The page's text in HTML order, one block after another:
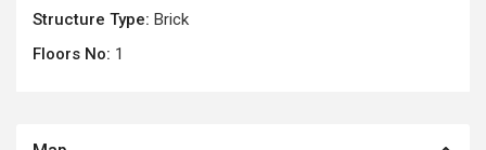
Structure Type: Brick
Floors No: 1